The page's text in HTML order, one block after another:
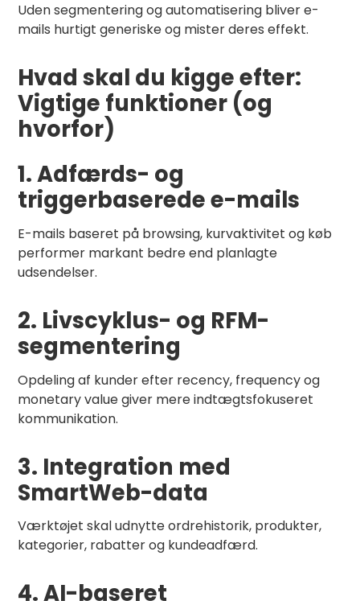
Uden segmentering og automatisering bliver e-
mails hurtigt generiske og mister deres effekt.
Hvad skal du kigge efter:
Vigtige funktioner (og
hvorfor)
1. Adfærds- og
triggerbaserede e-mails
E-mails baseret på browsing, kurvaktivitet og køb
performer markant bedre end planlagte
udsendelser.
2. Livscyklus- og RFM-
segmentering
Opdeling af kunder efter recency, frequency og
monetary value giver mere indtægtsfokuseret
kommunikation.
3. Integration med
SmartWeb-data
Værktøjet skal udnytte ordrehistorik, produkter,
kategorier, rabatter og kundeadfærd.
4. AI-baseret